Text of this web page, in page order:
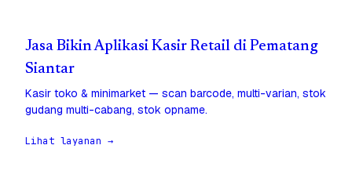
Jasa Bikin Aplikasi Kasir Retail di Pematang
Siantar
Kasir toko & minimarket — scan barcode, multi-varian, stok
gudang multi-cabang, stok opname.
Lihat layanan →